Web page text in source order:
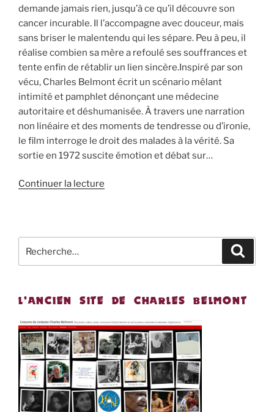
demande jamais rien, jusqu’à ce qu’il découvre son
cancer incurable. Il l’accompagne avec douceur, mais
sans briser le malentendu qui les sépare. Peu à peu, il
réalise combien sa mère a refoulé ses souffrances et
tente enfin de rétablir un lien sincère.Inspiré par son
vécu, Charles Belmont écrit un scénario mêlant
intimité et pamphlet dénonçant une médecine
autoritaire et déshumanisée. À travers une narration
non linéaire et des moments de tendresse ou d’ironie,
le film interroge le droit des malades à la vérité. Sa
sortie en 1972 suscite émotion et débat sur…
Continuer la lecture
pour
L’ANCIEN SITE DE CHARLES BELMONT